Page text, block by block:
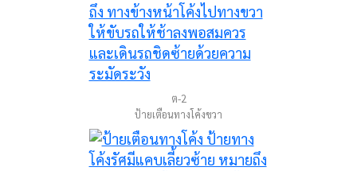
ต-2
ป้ายเตือนทางโค้งขวา